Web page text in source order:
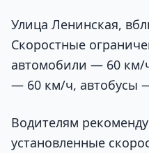
Улица Ленинская,
Скоростные
автомобили — 60 км/
— 60 км/ч, автобусы
Водителям
установленные